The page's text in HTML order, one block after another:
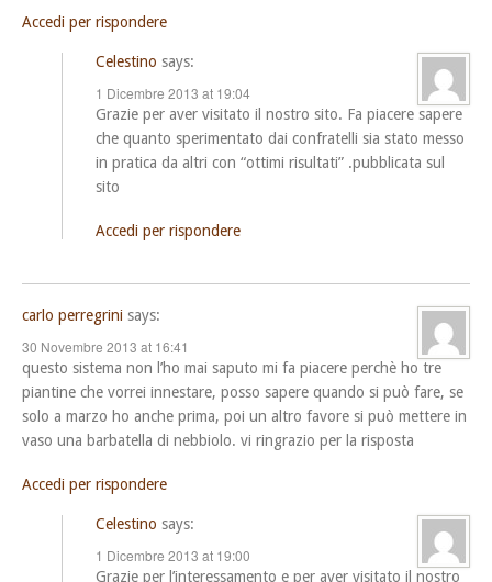
Accedi per rispondere
Celestino says:
1 Dicembre 2013 at 19:04
Grazie per aver visitato il nostro sito. Fa piacere sapere
che quanto sperimentato dai confratelli sia stato messo
in pratica da altri con “ottimi risultati” .pubblicata sul
sito
Accedi per rispondere
carlo perregrini says:
30 Novembre 2013 at 16:41
questo sistema non l’ho mai saputo mi fa piacere perchè ho tre
piantine che vorrei innestare, posso sapere quando si può fare, se
solo a marzo ho anche prima, poi un altro favore si può mettere in
vaso una barbatella di nebbiolo. vi ringrazio per la risposta
Accedi per rispondere
Celestino says:
1 Dicembre 2013 at 19:00
Grazie per l’interessamento e per aver visitato il nostro